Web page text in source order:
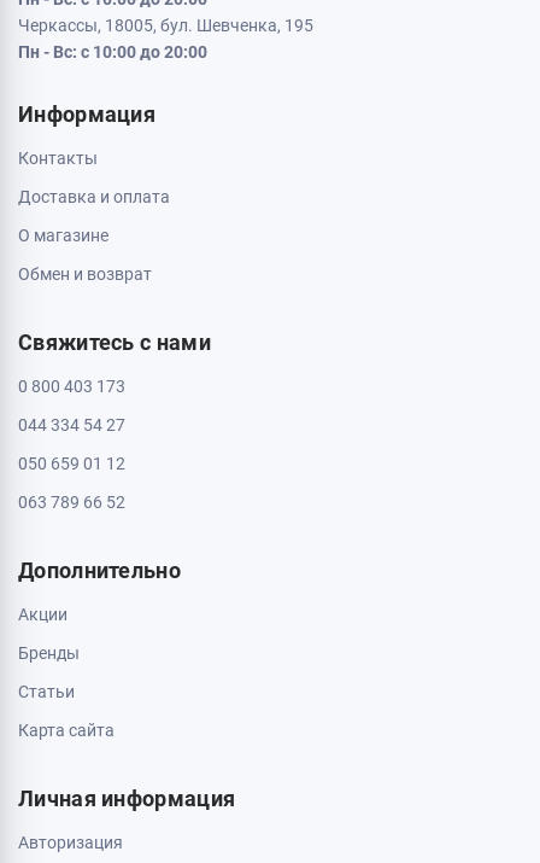
Кременчуг, 39600, ул. Соборная 9/16
Пн - Вс: с 10:00 до 20:00
Кривой Рог, 50000, проспект Металлургов 33
Кропивницкий, 25006, ул. Большая Перспективная 48
Полтава, 36000, ул. Небесной Сотни 2
Пн - Вс: с 10:00 до 20:00
ТРЦ Депот, 2 этаж
Черкассы, 18005, бул. Шевченка, 195
Информация
Контакты
Доставка и оплата
Обмен и возврат
Свяжитесь с нами
0 800 403 173
044 334 54 27
063 789 66 52